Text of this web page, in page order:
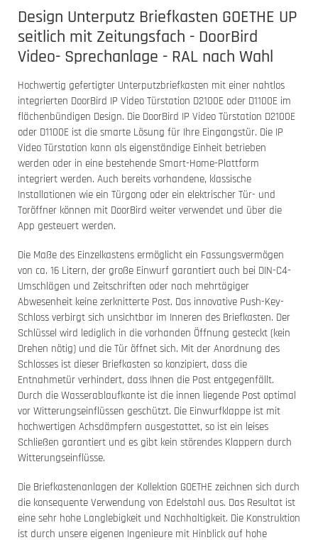
Design Unterputz Briefkasten GOETHE UP
seitlich mit Zeitungsfach - DoorBird
Video- Sprechanlage - RAL nach Wahl
Hochwertig gefertigter Unterputzbriefkasten mit einer nahtlos
integrierten DoorBird IP Video Türstation D2100E oder D1100E im
flächenbündigen Design. Die DoorBird IP Video Türstation D2100E
oder D1100E ist die smarte Lösung für Ihre Eingangstür. Die IP
Video Türstation kann als eigenständige Einheit betrieben
werden oder in eine bestehende Smart-Home-Plattform
integriert werden. Auch bereits vorhandene, klassische
Installationen wie ein Türgong oder ein elektrischer Tür- und
Toröffner können mit DoorBird weiter verwendet und über die
App gesteuert werden.
Die Maße des Einzelkastens ermöglicht ein Fassungsvermögen
von ca. 16 Litern, der große Einwurf garantiert auch bei DIN-C4-
Umschlägen und Zeitschriften oder nach mehrtägiger
Abwesenheit keine zerknitterte Post. Das innovative Push-Key-
Schloss verbirgt sich unsichtbar im Inneren des Briefkasten. Der
Schlüssel wird lediglich in die vorhanden Öffnung gesteckt (kein
Drehen nötig) und die Tür öffnet sich. Mit der Anordnung des
Schlosses ist dieser Briefkasten so konzipiert, dass die
Entnahmetür verhindert, dass Ihnen die Post entgegenfällt.
Durch die Wasserablaufkante ist die innen liegende Post optimal
vor Witterungseinflüssen geschützt. Die Einwurfklappe ist mit
hochwertigen Achsdämpfern ausgestattet, so ist ein leises
Schließen garantiert und es gibt kein störendes Klappern durch
Witterungseinflüsse.
Die Briefkastenanlagen der Kollektion GOETHE zeichnen sich durch
die konsequente Verwendung von Edelstahl aus. Das Resultat ist
eine sehr hohe Langlebigkeit und Nachhaltigkeit. Die Konstruktion
ist durch unsere eigenen Ingenieure mit Hinblick auf hohe